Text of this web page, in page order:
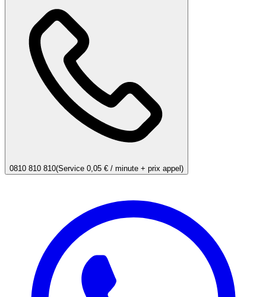
0810 810 810(Service 0,05 € / minute + prix appel)